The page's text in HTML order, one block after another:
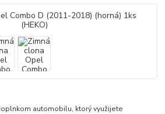
automobilu, ktorý využijete